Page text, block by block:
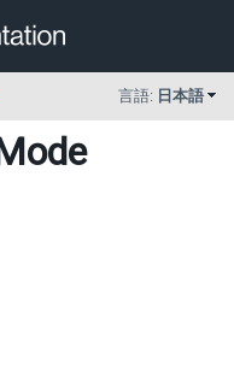
言語: 日本語